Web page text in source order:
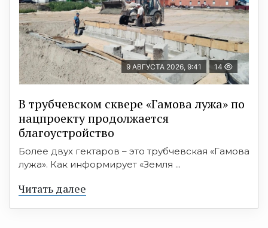
9 АВГУСТА 2026, 9:41 14
В трубчевском сквере «Гамова лужа» по
нацпроекту продолжается
благоустройство
Более двух гектаров – это трубчевская «Гамова
лужа». Как информирует «Земля ...
Читать далее